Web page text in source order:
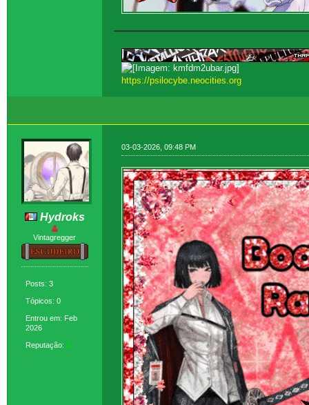
https://psilocybe.neocities.org
Hydroks
Vintagregger
Posts: 3
Tópicos: 0
Entrou em: Feb
2026
Reputação: 3
03-03-2026, 09:48 PM